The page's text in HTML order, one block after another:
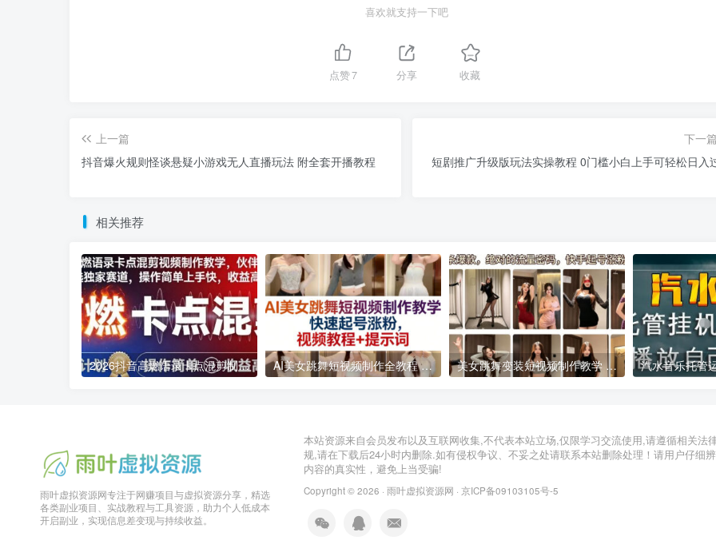
喜欢就支持一下吧
点赞7 分享 收藏
上一篇
抖音爆火规则怪谈悬疑小游戏无人直播玩法 附全套开播教程
下一
短剧推广升级版玩法实操教程 0门槛小白上手可轻松日入
相关推荐
2026抖音高燃语录卡点混剪制作教学 伙伴计划低门槛增收教程 AI美女跳舞短视频制作全教程 附配套提示词助力账号快速起号涨粉 美女跳舞变装短视频制作教学 快手起号涨粉实操指南
雨叶虚拟资源网专注于网赚项目与虚拟资源分享，精选
各类副业项目、实战教程与工具资源，助力个人低成本
开启副业，实现信息差变现与持续收益。
本站资源来自会员发布以及互联网收集,不代表本站立场,仅限学习交流使用,请遵循相关法
规,请在下载后24小时内删除.如有侵权争议、不妥之处请联系本站删除处理！请用户仔细
内容的真实性，避免上当受骗!
Copyright © 2026 · 雨叶虚拟资源网 · 京ICP备09103105号-5